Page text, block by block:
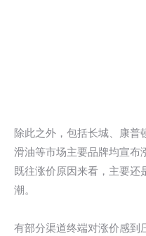
除此之外，包括长城、康普
滑油等市场主要品牌均宣布
既往涨价原因来看，主要还
潮。
有部分渠道终端对涨价感到